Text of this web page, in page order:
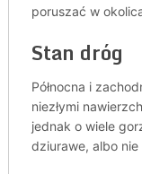
poruszać w
Stan dróg
Północna i
niezłymi
jednak o wiele
dziurawe, albo nie